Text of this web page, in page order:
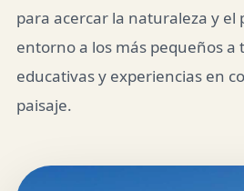
para acercar la naturaleza y el
entorno a los más pequeños a
educativas y experiencias en
paisaje.